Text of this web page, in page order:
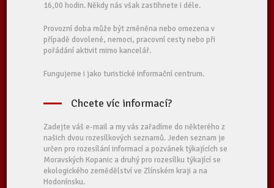
16,00 hodin. Někdy nás však zastihnete i déle.
Provozní doba může být změněna nebo omezena v
případě dovolené, nemoci, pracovní cesty nebo při
pořádání aktivit mimo kancelář.
Fungujeme i jako turistické informační centrum.
Chcete víc informací?
Zadejte váš e-mail a my vás zařadíme do některého z
našich dvou rozesílkových seznamů. Jeden seznam je
určen pro rozesílání informací a pozvánek týkajících se
Moravských Kopanic a druhý pro rozesílku týkající se
ekologického zemědělství ve Zlínském kraji a na
Hodonínsku.